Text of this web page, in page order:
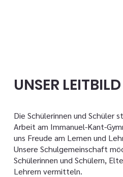
UNSER LEITBILD
Die Schülerinnen und Schüler
Arbeit am Immanuel-Kant-
uns Freude am Lernen und
Unsere Schulgemeinschaft
Schülerinnen und Schülern,
Lehrern vermitteln.